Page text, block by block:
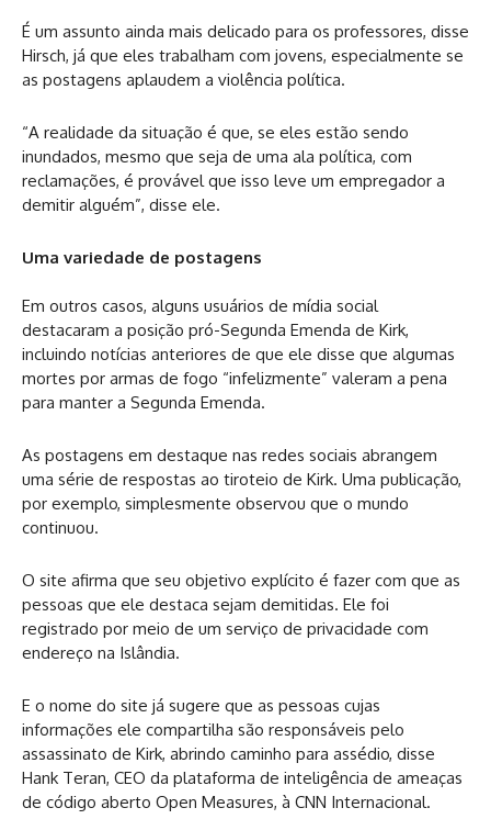
É um assunto ainda mais delicado para os professores, disse
Hirsch, já que eles trabalham com jovens, especialmente se
as postagens aplaudem a violência política.
“A realidade da situação é que, se eles estão sendo
inundados, mesmo que seja de uma ala política, com
reclamações, é provável que isso leve um empregador a
demitir alguém”, disse ele.
Uma variedade de postagens
Em outros casos, alguns usuários de mídia social
destacaram a posição pró-Segunda Emenda de Kirk,
incluindo notícias anteriores de que ele disse que algumas
mortes por armas de fogo “infelizmente” valeram a pena
para manter a Segunda Emenda.
As postagens em destaque nas redes sociais abrangem
uma série de respostas ao tiroteio de Kirk. Uma publicação,
por exemplo, simplesmente observou que o mundo
continuou.
O site afirma que seu objetivo explícito é fazer com que as
pessoas que ele destaca sejam demitidas. Ele foi
registrado por meio de um serviço de privacidade com
endereço na Islândia.
E o nome do site já sugere que as pessoas cujas
informações ele compartilha são responsáveis ​​pelo
assassinato de Kirk, abrindo caminho para assédio, disse
Hank Teran, CEO da plataforma de inteligência de ameaças
de código aberto Open Measures, à CNN Internacional.